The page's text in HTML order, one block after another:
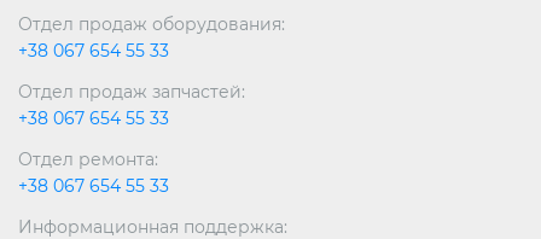
Отдел продаж оборудования:
+38 067 654 55 33
Отдел продаж запчастей:
+38 067 654 55 33
Отдел ремонта:
+38 067 654 55 33
Информационная поддержка: